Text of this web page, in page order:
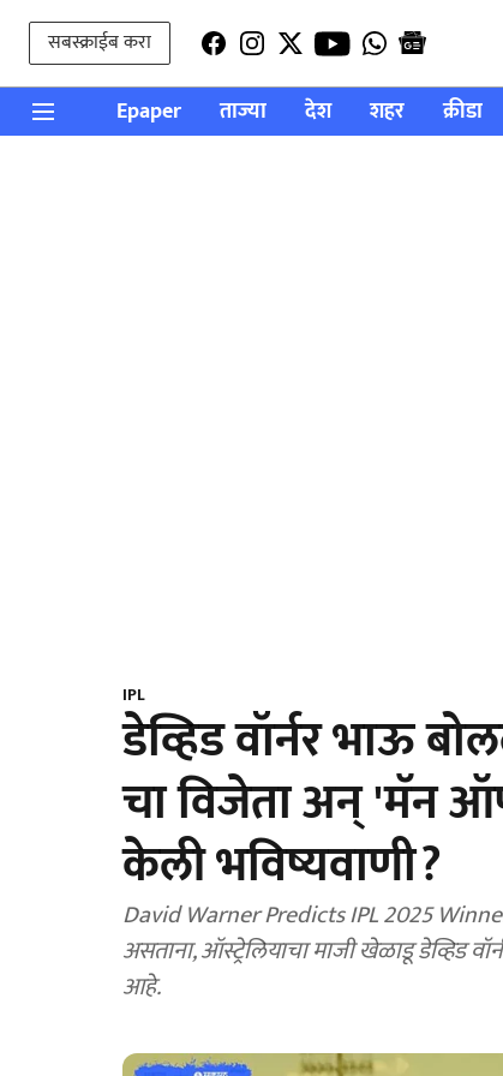
सबस्क्राईब करा
Epaper ताज्या देश शहर क्रीडा
IPL
डेव्हिड वॉर्नर भाऊ
चा विजेता अन् 'मॅन
केली भविष्यवाणी?
David Warner Predicts IPL 2025
असताना, ऑस्ट्रेलियाचा माजी खेळाडू डेव्हिड
आहे.